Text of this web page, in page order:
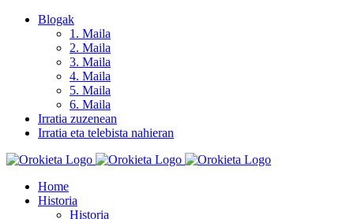
Skip
Blogak
1. Maila
2. Maila
3. Maila
4. Maila
5. Maila
6. Maila
Irratia zuzenean
Irratia eta telebista nahieran
Home
Historia
Historia